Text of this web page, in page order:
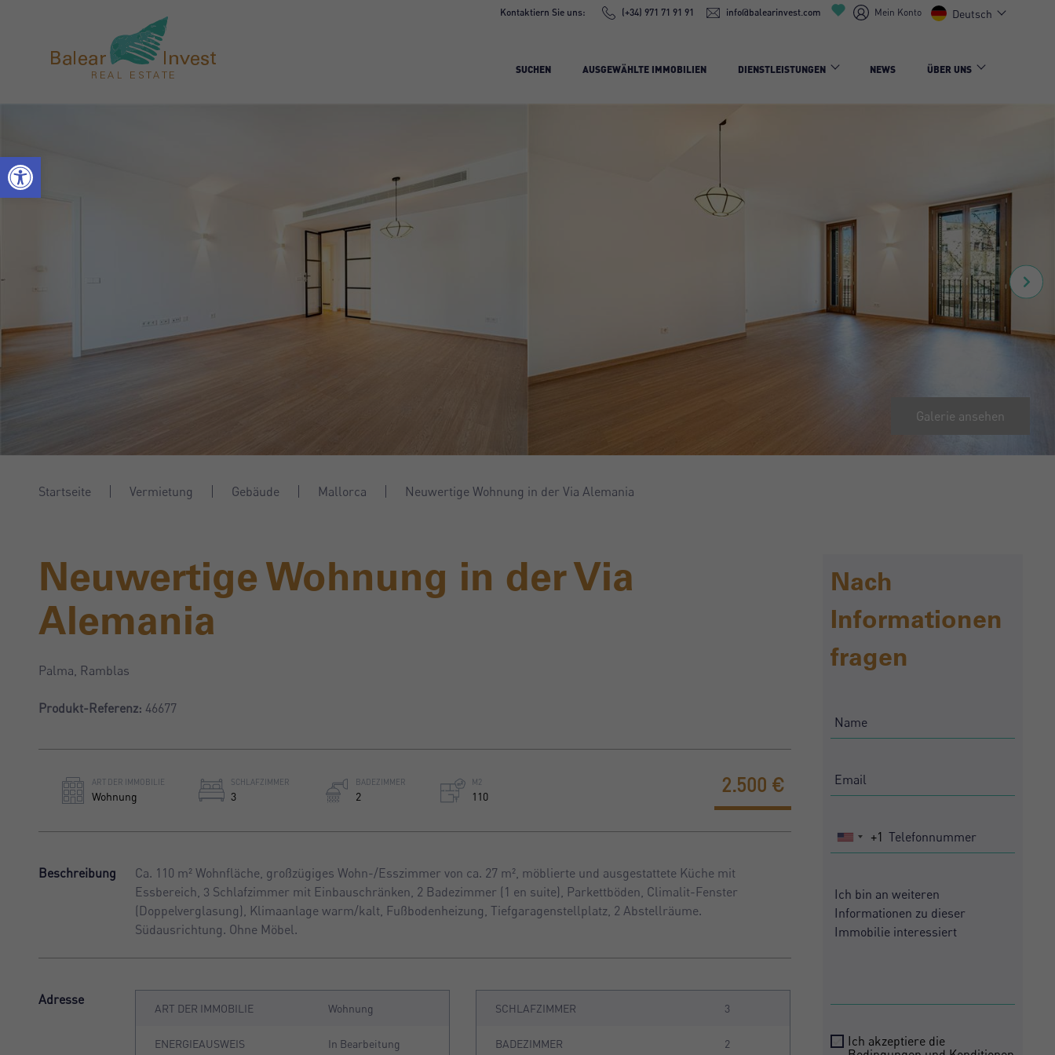
Kontaktiern Sie uns: (+34) 971 71 91 91 info@balearinvest.com Mein Konto Deutsch
SUCHEN AUSGEWÄHLTE IMMOBILIEN DIENSTLEISTUNGEN NEWS ÜBER UNS
Galerie ansehen
Startseite Vermietung Gebäude Mallorca Neuwertige Wohnung in der Via Alemania
Neuwertige Wohnung in der Via
Alemania
Palma, Ramblas
Produkt-Referenz: 46677
ART DER IMMOBILIE
Wohnung
SCHLAFZIMMER
3
BADEZIMMER
2
M2
110
2.500 €
Beschreibung
Ca. 110 m² Wohnfläche, großzügiges Wohn-/Esszimmer von ca. 27 m², möblierte und ausgestattete Küche mit
Essbereich, 3 Schlafzimmer mit Einbauschränken, 2 Badezimmer (1 en suite), Parkettböden, Climalit-Fenster
(Doppelverglasung), Klimaanlage warm/kalt, Fußbodenheizung, Tiefgaragenstellplatz, 2 Abstellräume.
Südausrichtung. Ohne Möbel.
Adresse
ART DER IMMOBILIE Wohnung
ENERGIEAUSWEIS In Bearbeitung
SCHLAFZIMMER 3
BADEZIMMER 2
Nach
Informationen
fragen
United
+1
Ich akzeptiere die